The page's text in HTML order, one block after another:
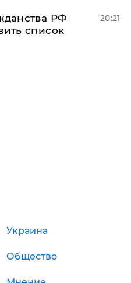
РФ
список
20:21
Украина
Общество